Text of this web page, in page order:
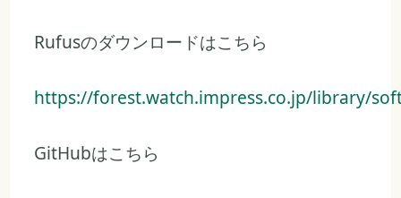
Rufusのダウンロードはこちら
https://forest.watch.impress.co.jp/library/
GitHubはこちら